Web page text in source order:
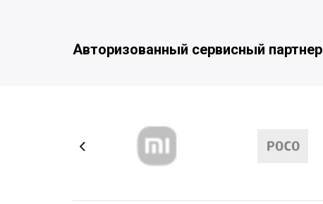
Авторизованный сервисный партнер